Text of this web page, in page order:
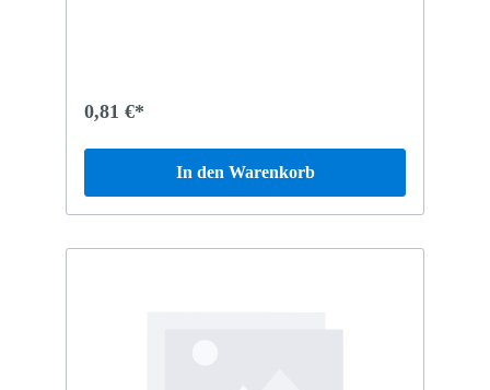
0,81 €*
In den Warenkorb